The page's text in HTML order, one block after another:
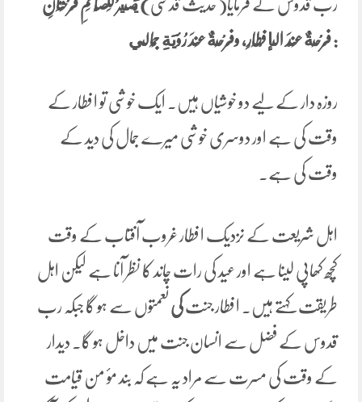
رب قدوس نے فرمایا( حدیث قدسی)يَصيرُ لِلصَّائِمِ فَرْحَتَانِ
: فَرْحَةٌ عِنْدَ الإفْطَارِ، وفَرْحَةٌ عِندَ رُؤيَةِ جَمَالي
روزہ دار کے لیے دو خوشیاں ہیں۔ ایک خوشی تو افطار کے
وقت کی ہے اور دوسری خوشی میرے جمال کی دید کے
وقت کی ہے۔
اہل شریعت کے نزدیک افطار غروب آفتاب کے وقت
کچھ کھاپی لینا ہے اور عید کی رات چاند کا نظر آنا ہے لیکن اہل
طریقت کہتے ہیں۔ افطار جنتکی نعمتوں سے ہو گا جبکہ رب
قدوس کے فضل سے انسان جنت میں داخل ہو گا۔ دیدار
کے وقت کی مسرت سے مراد یہ ہے کہ بند مؤ من قیامت